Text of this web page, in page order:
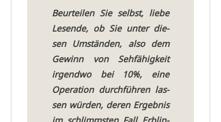
Beur­tei­len Sie selbst, lie­be
Lesen­de, ob Sie unter die­
sen Umstän­den, also dem
Gewinn von Seh­fä­hig­keit
irgend­wo bei 10%, eine
Ope­ra­ti­on durch­füh­ren las­
sen wür­den, deren Ergeb­nis